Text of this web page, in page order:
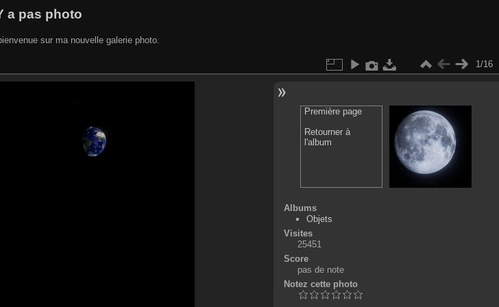
a pas photo
sur ma nouvelle galerie photo.
1/16
Première page
Retourner à
l'album
Albums
Objets
Visites
25451
Score
pas de note
Notez cette photo